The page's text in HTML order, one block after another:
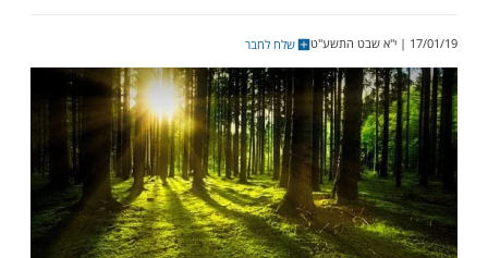
ישראל היה אור במושבותם – הם דאגו גם
זכו להיגאל
שלח לחבר